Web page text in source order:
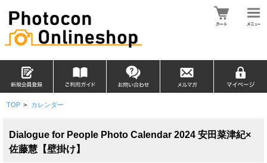
TOP > カレンダー
Dialogue for People Photo Calendar 2024 安田菜津紀×
佐藤慧【壁掛け】